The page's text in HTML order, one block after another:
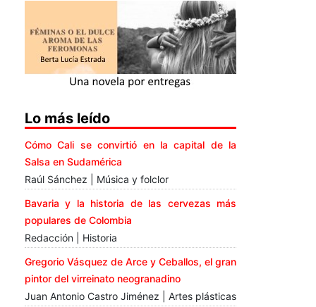
Lo más leído
Cómo Cali se convirtió en la capital de la
Salsa en Sudamérica
Raúl Sánchez | Música y folclor
Bavaria y la historia de las cervezas más
populares de Colombia
Redacción | Historia
Gregorio Vásquez de Arce y Ceballos, el gran
pintor del virreinato neogranadino
Juan Antonio Castro Jiménez | Artes plásticas